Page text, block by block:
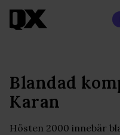
Blandad
Karan
Hösten 2000 innebär